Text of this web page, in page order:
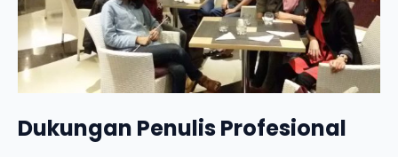
Dukungan Penulis Profesional